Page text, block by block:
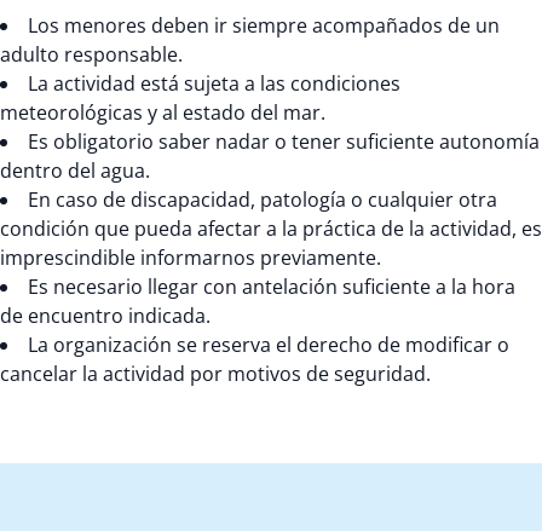
Los menores deben ir siempre acompañados de un
adulto responsable.
La actividad está sujeta a las condiciones
meteorológicas y al estado del mar.
Es obligatorio saber nadar o tener suficiente autonomía
dentro del agua.
En caso de discapacidad, patología o cualquier otra
condición que pueda afectar a la práctica de la actividad, es
imprescindible informarnos previamente.
Es necesario llegar con antelación suficiente a la hora
de encuentro indicada.
La organización se reserva el derecho de modificar o
cancelar la actividad por motivos de seguridad.